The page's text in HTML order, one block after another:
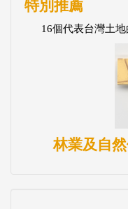
特別推薦
16個代表台灣土
林業及自